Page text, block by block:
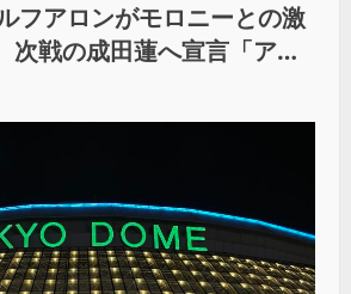
フアロンがモロニーとの激
次戦の成田蓮へ宣言「アイ
王道でぶち壊す」